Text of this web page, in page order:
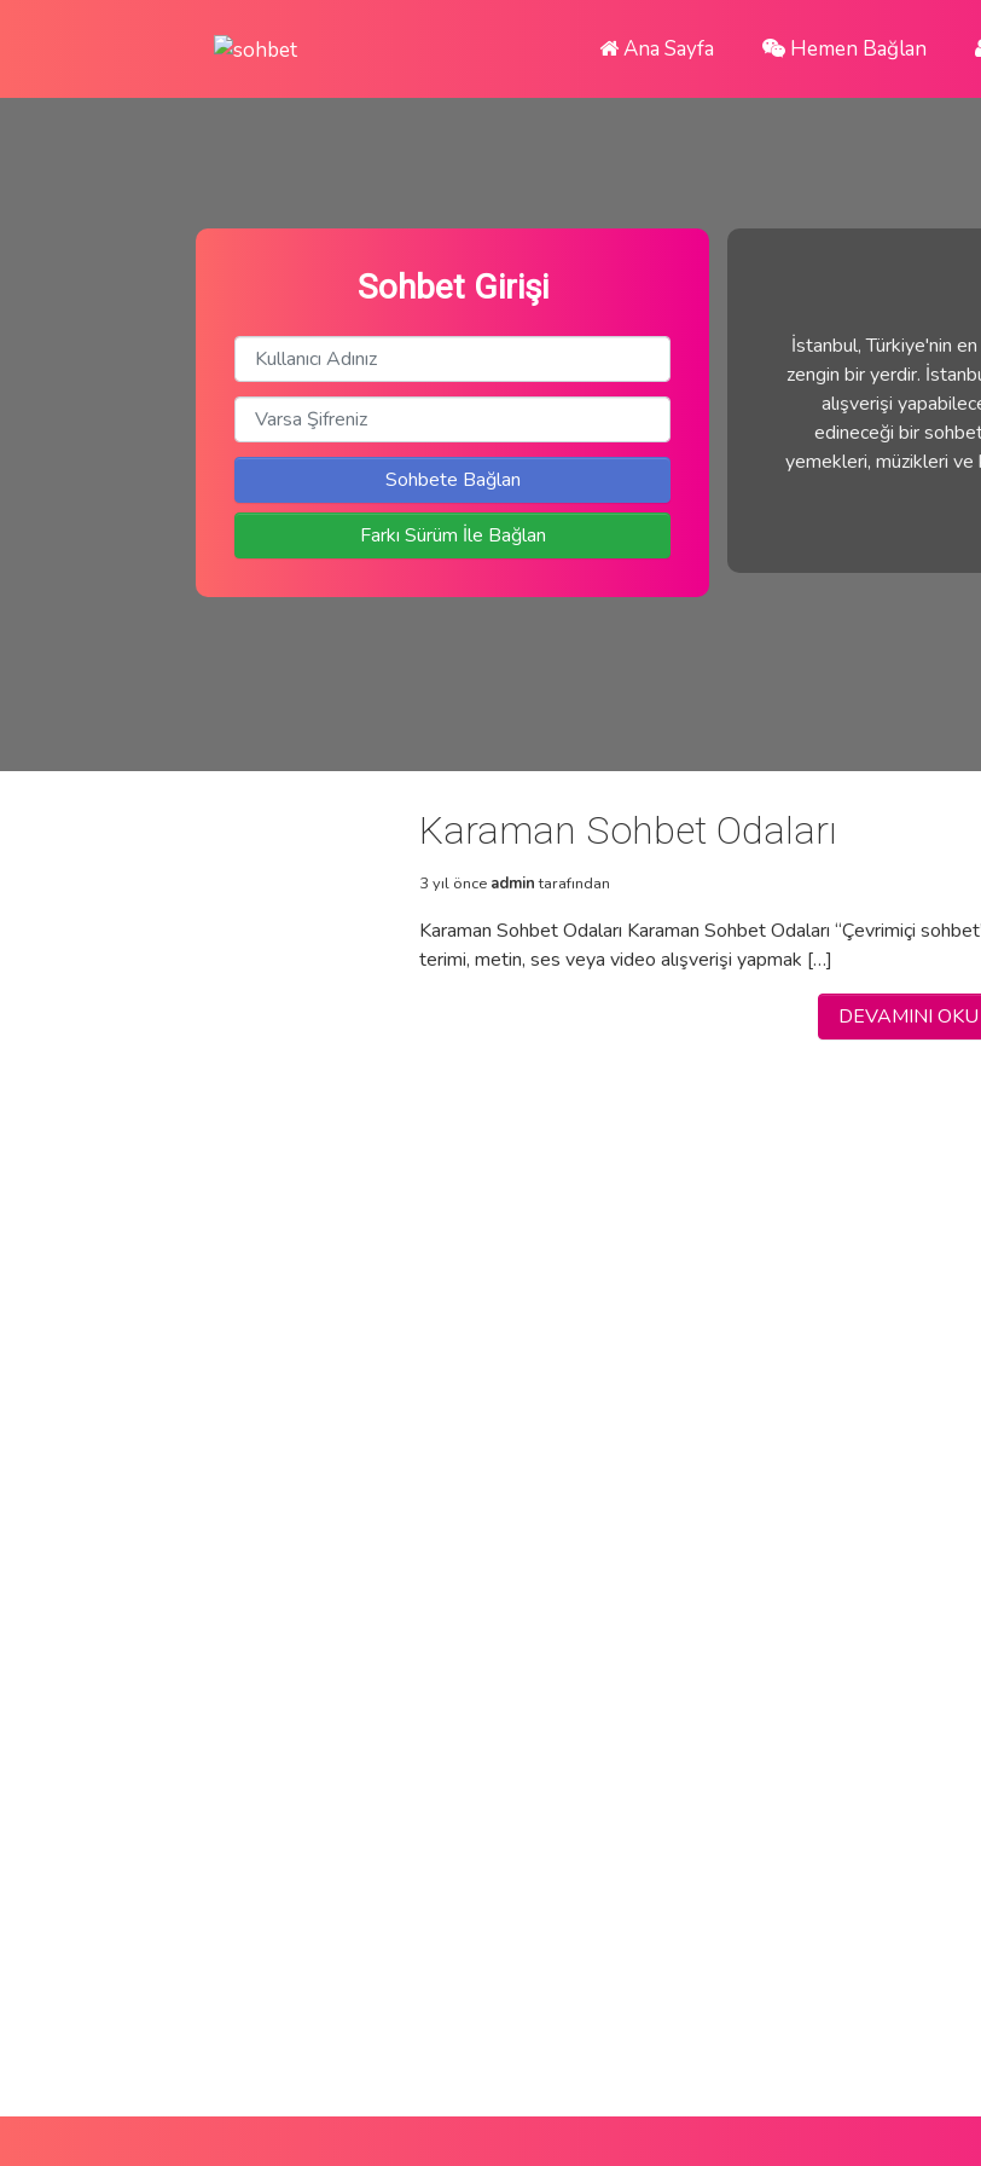
Ana Sayfa Hemen Bağlan
Sohbet Girişi
Sohbete Bağlan
Farkı Sürüm İle Bağlan
İstanbul, Türkiye'nin
zengin bir yerdir.
alışverişi
edineceği bir
yemekleri, müzikleri
Karaman Sohbet Odaları
3 yıl önce admintarafından
Karaman Sohbet Odaları Karaman Sohbet Odaları “Çevrimiçi
terimi, metin, ses veya video alışverişi yapmak […]
DEVAMINI OKU